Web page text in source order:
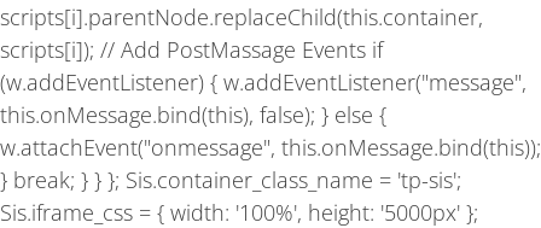
scripts[i].parentNode.replaceChild(this.container,
scripts[i]); // Add PostMassage Events if
(w.addEventListener) { w.addEventListener("message",
this.onMessage.bind(this), false); } else {
w.attachEvent("onmessage", this.onMessage.bind(this));
} break; } } }; Sis.container_class_name = 'tp-sis';
Sis.iframe_css = { width: '100%', height: '5000px' };